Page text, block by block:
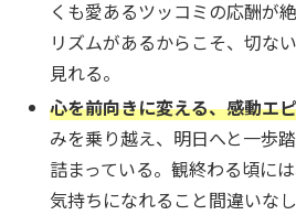
くも愛あるツッコミの応酬が
リズムがあるからこそ、切な
見れる。
心を前向きに変える、感動エ
みを乗り越え、明日へと一歩
詰まっている。観終わる頃に
気持ちになれること間違いなし